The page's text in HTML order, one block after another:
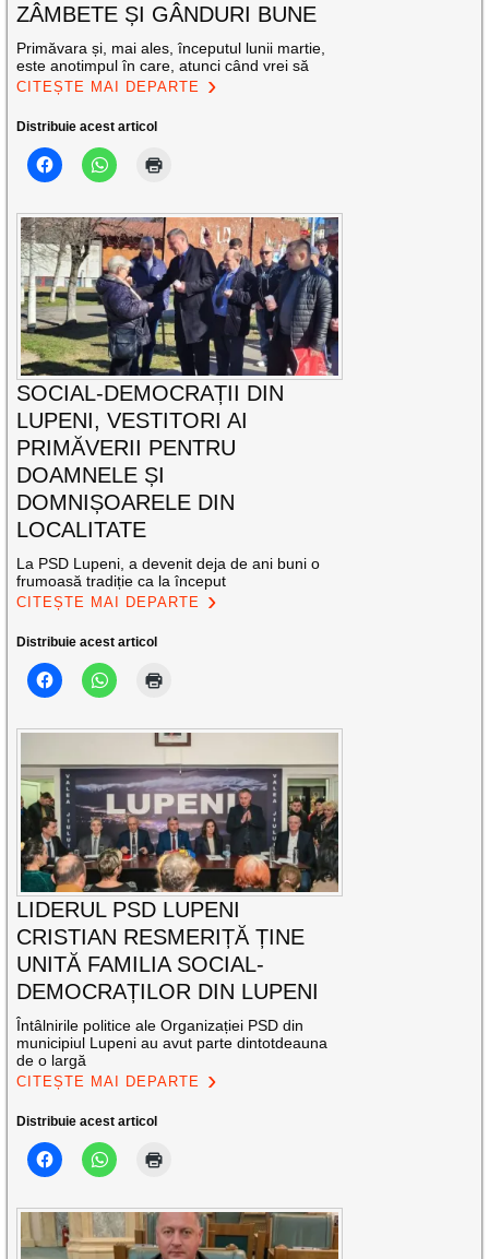
ZÂMBETE ȘI GÂNDURI BUNE
Primăvara și, mai ales, începutul lunii martie,
este anotimpul în care, atunci când vrei să
CITEȘTE MAI DEPARTE
Distribuie acest articol
SOCIAL-DEMOCRAȚII DIN
LUPENI, VESTITORI AI
PRIMĂVERII PENTRU
DOAMNELE ȘI
DOMNIȘOARELE DIN
LOCALITATE
La PSD Lupeni, a devenit deja de ani buni o
frumoasă tradiție ca la început
CITEȘTE MAI DEPARTE
Distribuie acest articol
LIDERUL PSD LUPENI
CRISTIAN RESMERIȚĂ ȚINE
UNITĂ FAMILIA SOCIAL-
DEMOCRAȚILOR DIN LUPENI
Întâlnirile politice ale Organizației PSD din
municipiul Lupeni au avut parte dintotdeauna
de o largă
CITEȘTE MAI DEPARTE
Distribuie acest articol